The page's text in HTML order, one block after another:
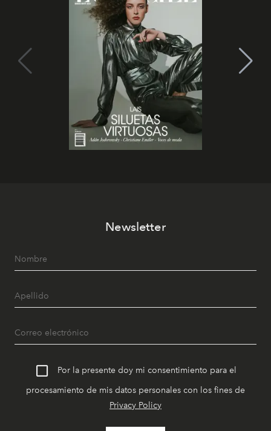
Newsletter
Por la presente doy mi consentimiento para el
procesamiento de mis datos personales con los fines de
Privacy Policy